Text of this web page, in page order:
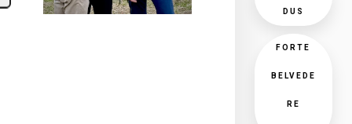
DUS
FORTE
BELVEDE
RE